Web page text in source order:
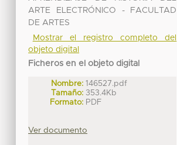
ARTE ELECTRÓNICO - FACULTAD
DE ARTES
Mostrar el registro completo del
objeto digital
Ficheros en el objeto digital
Nombre: 146527.pdf
Tamaño: 353.4Kb
Formato: PDF
Ver documento